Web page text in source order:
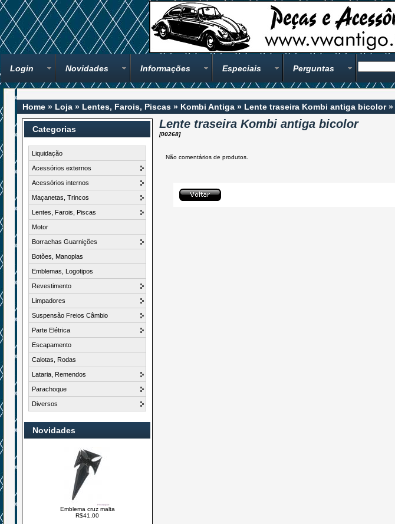
Login Novidades Informações Especiais Perguntas
Home » Loja » Lentes, Farois, Piscas » Kombi Antiga » Lente traseira Kombi antiga bicolor»
Categorias
Liquidação
Acessórios externos
Acessórios internos
Maçanetas, Trincos
Lentes, Farois, Piscas
Motor
Borrachas Guarnições
Botões, Manoplas
Emblemas, Logotipos
Revestimento
Limpadores
Suspensão Freios Câmbio
Parte Elétrica
Escapamento
Calotas, Rodas
Lataria, Remendos
Parachoque
Diversos
Novidades
Emblema cruz malta
R$41,00
Lente traseira Kombi antiga bicolor
[00268]
Não comentários de produtos.